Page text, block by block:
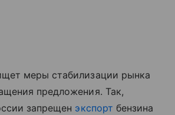
меры стабилизации рынка
предложения. Так,
запрещен экспорт бензина